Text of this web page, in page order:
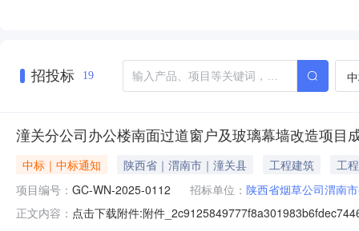
招投标 19
潼关分公司办公楼南面过道窗户及玻璃幕墙改造项目
中标｜中标通知 陕西省｜渭南市｜潼关县 工程建筑
工程
项目编号： GC-WN-2025-0112 招标单位： 陕西省烟草公司渭南
正文内容： 点击下载附件:附件